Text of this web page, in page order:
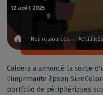
12 août 2025
Nos ressources |
Caldera a annoncé la sortie
l'imprimante Epson
portfolio de périphériques